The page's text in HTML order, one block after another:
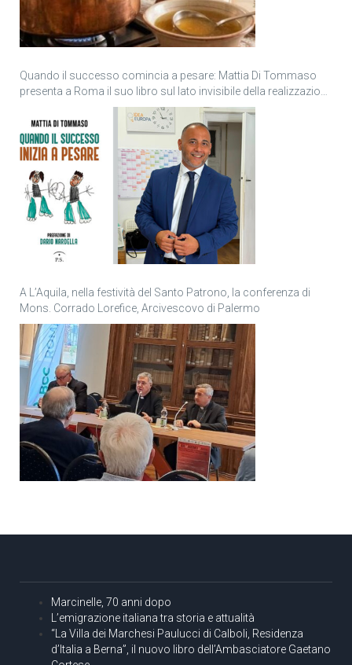
Quando il successo comincia a pesare: Mattia Di Tommaso
presenta a Roma il suo libro sul lato invisibile della realizzazione
A L’Aquila, nella festività del Santo Patrono, la conferenza di
Mons. Corrado Lorefice, Arcivescovo di Palermo
Marcinelle, 70 anni dopo
L’emigrazione italiana tra storia e attualità
“La Villa dei Marchesi Paulucci di Calboli, Residenza
d’Italia a Berna”, il nuovo libro dell’Ambasciatore Gaetano